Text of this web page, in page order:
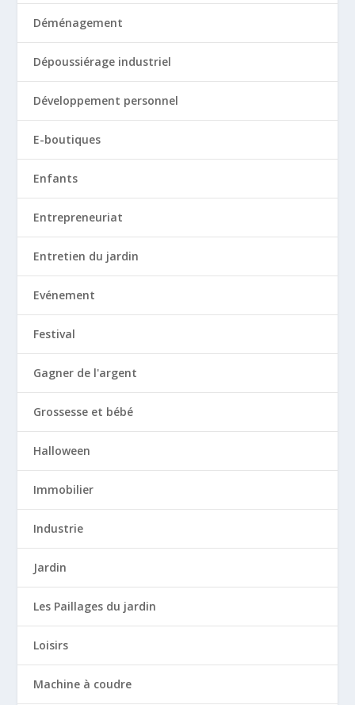
Déménagement
Dépoussiérage industriel
Développement personnel
E-boutiques
Enfants
Entrepreneuriat
Entretien du jardin
Evénement
Festival
Gagner de l'argent
Grossesse et bébé
Halloween
Immobilier
Industrie
Jardin
Les Paillages du jardin
Loisirs
Machine à coudre